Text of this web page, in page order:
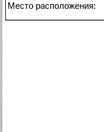
Место расположения: